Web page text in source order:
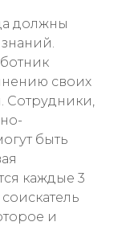
должны
своих
Сотрудники,
быть
каждые 3
и